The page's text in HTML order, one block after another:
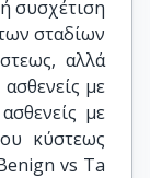
συσχέτιση
σταδίων
αλλά
με
με
κύστεως
vs Ta